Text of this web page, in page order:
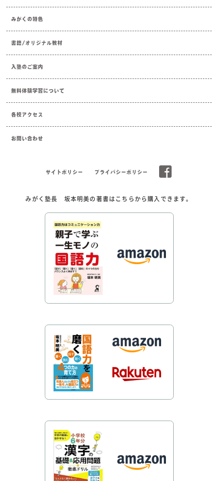
みがくの特色
書籍/オリジナル教材
入塾のご案内
無料体験学習について
各校アクセス
お問い合わせ
サイトポリシー プライバシーポリシー
みがく塾長 坂本明美の著書はこちらから購入できます。